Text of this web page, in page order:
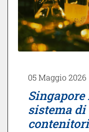
05 Maggio 2026
sistema di